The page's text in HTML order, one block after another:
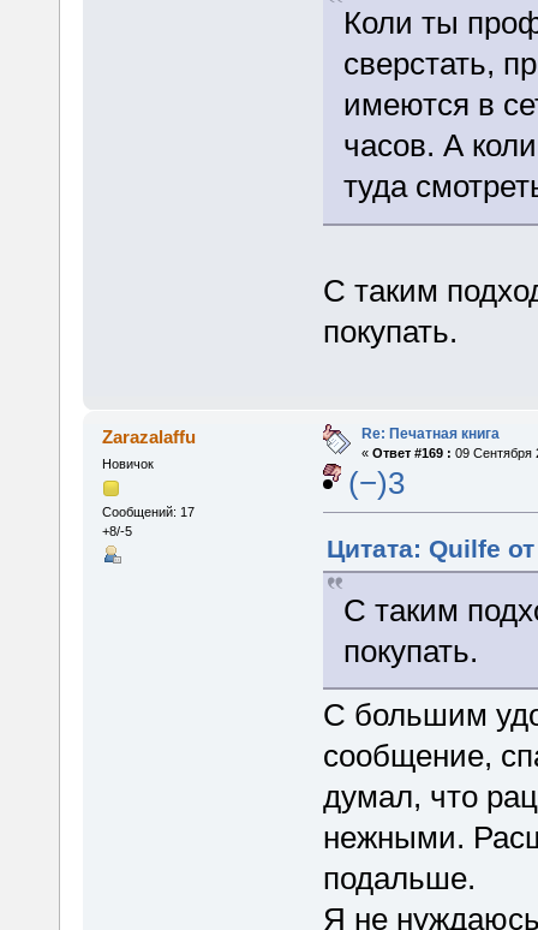
Коли ты
сверстать,
имеются в
часов. А
туда
С таким
покупать.
Zarazalaffu
Новичок
Сообщений: 17
+8/-5
Re: Печатная книга
« Ответ #169 : 09 Сентября
(−)3
Цитата: Quilfe
С таким
покупать.
С большим
сообщение,
думал, что
нежными.
подальше.
Я не